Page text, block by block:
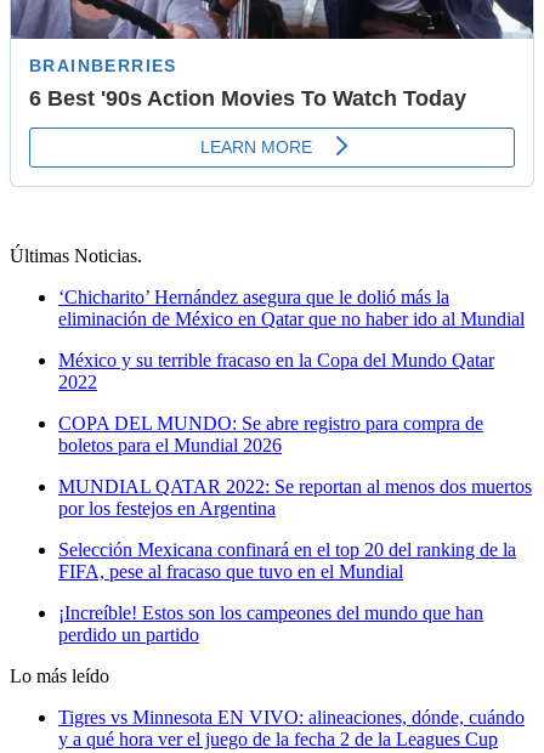
Últimas Noticias.
‘Chicharito’ Hernández asegura que le dolió más la
eliminación de México en Qatar que no haber ido al Mundial
México y su terrible fracaso en la Copa del Mundo Qatar
2022
COPA DEL MUNDO: Se abre registro para compra de
boletos para el Mundial 2026
MUNDIAL QATAR 2022: Se reportan al menos dos muertos
por los festejos en Argentina
Selección Mexicana confinará en el top 20 del ranking de la
FIFA, pese al fracaso que tuvo en el Mundial
¡Increíble! Estos son los campeones del mundo que han
perdido un partido
Lo más leído
Tigres vs Minnesota EN VIVO: alineaciones, dónde, cuándo
y a qué hora ver el juego de la fecha 2 de la Leagues Cup